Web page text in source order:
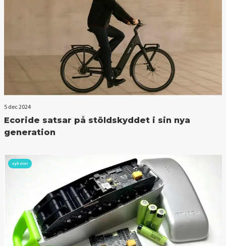
5 dec 2024
Ecoride satsar på stöldskyddet i sin nya
generation
nyheter